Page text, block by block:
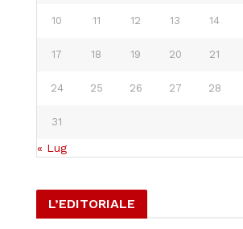
10 11 12 13 14
17 18 19 20 21
24 25 26 27 28
31
« Lug
L’EDITORIALE